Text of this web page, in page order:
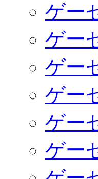
ゲー
ゲー
ゲー
ゲー
ゲー
ゲー